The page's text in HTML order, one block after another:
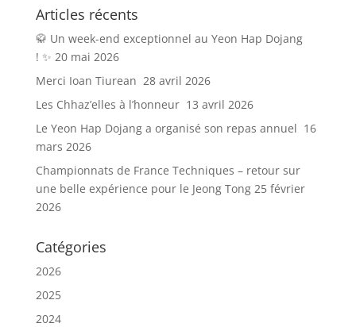
Articles récents
🥋 Un week-end exceptionnel au Yeon Hap Dojang
! ✨ 20 mai 2026
Merci Ioan Tiurean 28 avril 2026
Les Chhaz’elles à l’honneur 13 avril 2026
Le Yeon Hap Dojang a organisé son repas annuel 16
mars 2026
Championnats de France Techniques – retour sur
une belle expérience pour le Jeong Tong 25 février
2026
Catégories
2026
2025
2024